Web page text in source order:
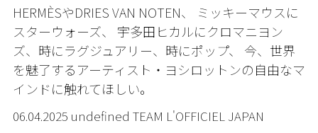
HERMÈSやDRIES VAN NOTEN、 ミッキーマウスに
スターウォーズ、 宇多田ヒカルにクロマニヨン
ズ、時にラグジュアリー、時にポップ、 今、世界
を魅了するアーティスト・ヨシロットンの自由なマ
インドに触れてほしい。
06.04.2025 undefined TEAM L'OFFICIEL JAPAN